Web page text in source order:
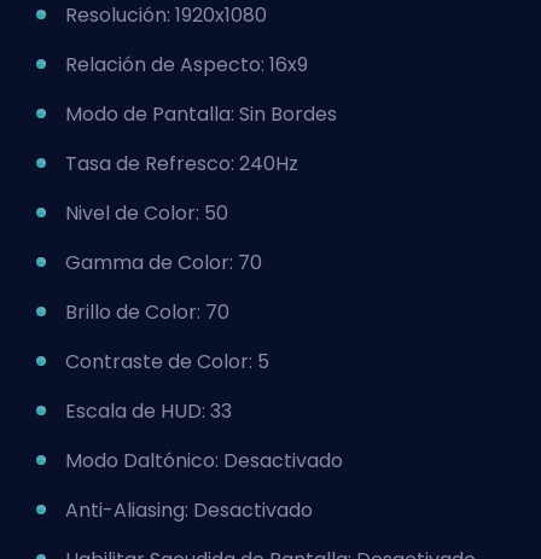
Resolución: 1920x1080
Relación de Aspecto: 16x9
Modo de Pantalla: Sin Bordes
Tasa de Refresco: 240Hz
Nivel de Color: 50
Gamma de Color: 70
Brillo de Color: 70
Contraste de Color: 5
Escala de HUD: 33
Modo Daltónico: Desactivado
Anti-Aliasing: Desactivado